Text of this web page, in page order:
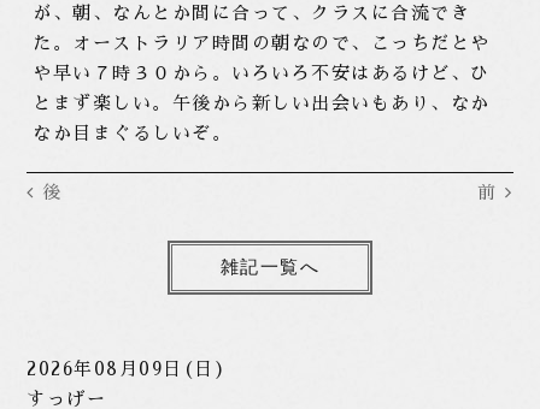
が、朝、なんとか間に合って、クラスに合流でき
た。オーストラリア時間の朝なので、こっちだとや
や早い７時３０から。いろいろ不安はあるけど、ひ
とまず楽しい。午後から新しい出会いもあり、なか
なか目まぐるしいぞ。
後 前
雑記一覧へ
2026年08月09日(日)
すっげー